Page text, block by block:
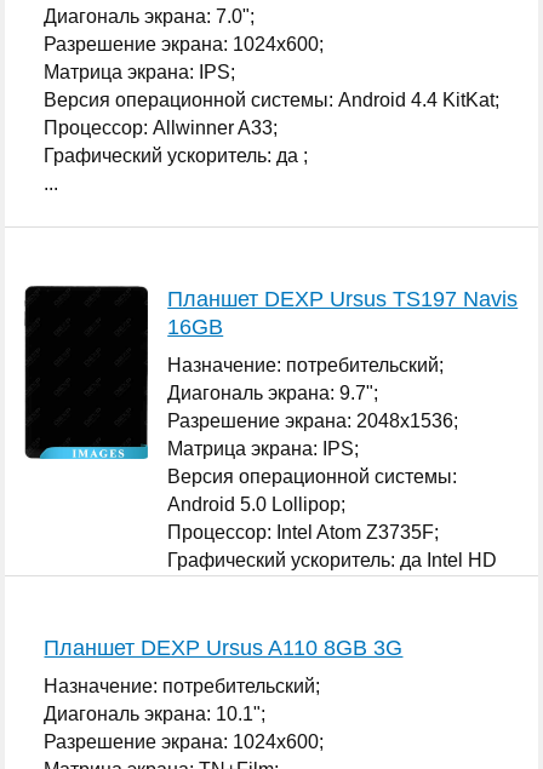
Диагональ экрана: 7.0";
Разрешение экрана: 1024x600;
Матрица экрана: IPS;
Версия операционной системы: Android 4.4 KitKat;
Процессор: Allwinner A33;
Графический ускоритель: да ;
...
Планшет DEXP Ursus TS197 Navis
16GB
Назначение: потребительский;
Диагональ экрана: 9.7";
Разрешение экрана: 2048x1536;
Матрица экрана: IPS;
Версия операционной системы:
Android 5.0 Lollipop;
Процессор: Intel Atom Z3735F;
Графический ускоритель: да Intel HD
Планшет DEXP Ursus A110 8GB 3G
Назначение: потребительский;
Диагональ экрана: 10.1";
Разрешение экрана: 1024x600;